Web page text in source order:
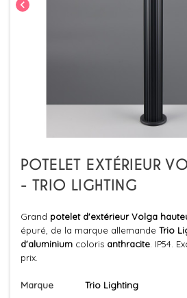
chevron_left
POTELET EXTÉRIEUR
- TRIO LIGHTING
Grand potelet d'extérieur Volga
épuré, de la marque allemande Trio
d'aluminium coloris anthracite . IP54.
prix.
Marque Trio Lighting